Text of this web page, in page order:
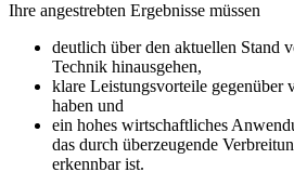
Ihre angestrebten Ergebnisse müssen
deutlich über den aktuellen Stand
Technik hinausgehen,
klare Leistungsvorteile gegenüber
haben und
ein hohes wirtschaftliches
das durch überzeugende
erkennbar ist.